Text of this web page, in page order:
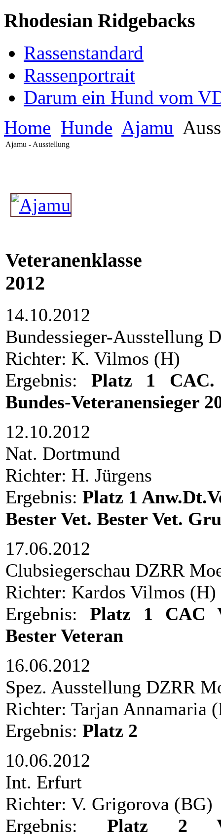
Rhodesian Ridgebacks
Rassenstandard
Rassenportrait
Darum ein Hund vom
Home Hunde Ajamu
Ajamu - Ausstellung
Veteranenklasse
2012
14.10.2012
Bundessieger-Ausstellung
Richter: K. Vilmos (H)
Ergebnis:Platz 1 CAC.
Bundes-Veteranensieger
12.10.2012
Nat. Dortmund
Richter: H. Jürgens
Ergebnis: Platz 1
Bester Vet. Bester Vet.
17.06.2012
Clubsiegerschau DZRR
Richter: Kardos Vilmos (H)
Ergebnis:Platz
1 CAC
Bester Veteran
16.06.2012
Spez. Ausstellung DZRR
Richter: Tarjan Annamaria
Ergebnis: Platz 2
10.06.2012
Int. Erfurt
Richter: V. Grigorova (BG)
Ergebnis:Platz 2